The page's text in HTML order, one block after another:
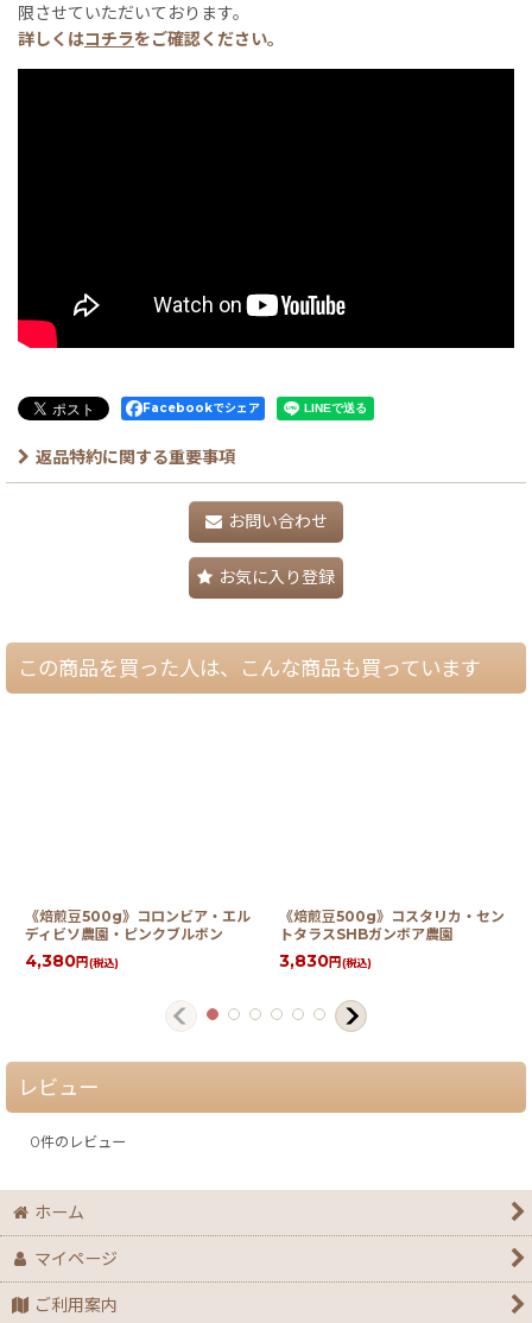
限させていただいております。
詳しくはコチラをご確認ください。
Facebookでシェア
返品特約に関する重要事項
お問い合わせ
お気に入り登録
この商品を買った人は、こんな商品も買っています
《焙煎豆500g》コロンビア・エル
ディビソ農園・ピンクブルボン
4,380円(税込)
《焙煎豆500g》コスタリカ・セン
トタラスSHBガンボア農園
3,830円(税込)
レビュー
0件のレビュー
ホーム
マイページ
ご利用案内